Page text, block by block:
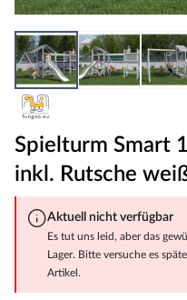
Spielturm Smart
inkl. Rutsche
Aktuell nicht verfügbar
Es tut uns leid, aber das
Lager. Bitte versuche es
Artikel.